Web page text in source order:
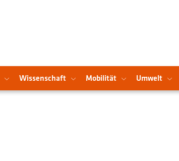
Wissenschaft Mobilität Umwelt